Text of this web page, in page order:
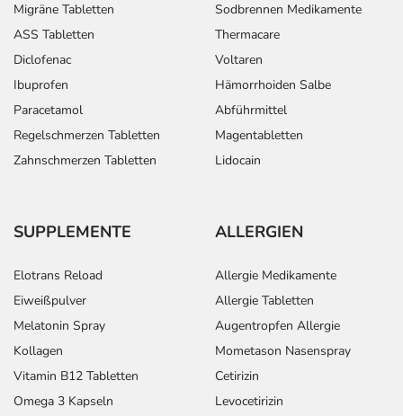
Migräne Tabletten
ASS Tabletten
Diclofenac
Ibuprofen
Paracetamol
Regelschmerzen Tabletten
Zahnschmerzen Tabletten
Sodbrennen Medikamente
Thermacare
Voltaren
Hämorrhoiden Salbe
Abführmittel
Magentabletten
Lidocain
SUPPLEMENTE
Elotrans Reload
Eiweißpulver
Melatonin Spray
Kollagen
Vitamin B12 Tabletten
Omega 3 Kapseln
ALLERGIEN
Allergie Medikamente
Allergie Tabletten
Augentropfen Allergie
Mometason Nasenspray
Cetirizin
Levocetirizin